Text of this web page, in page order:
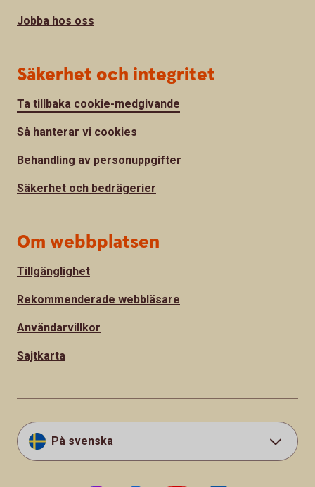
Jobba hos oss
Säkerhet och integritet
Ta tillbaka cookie-medgivande
Så hanterar vi cookies
Behandling av personuppgifter
Säkerhet och bedrägerier
Om webbplatsen
Tillgänglighet
Rekommenderade webbläsare
Användarvillkor
Sajtkarta
På svenska